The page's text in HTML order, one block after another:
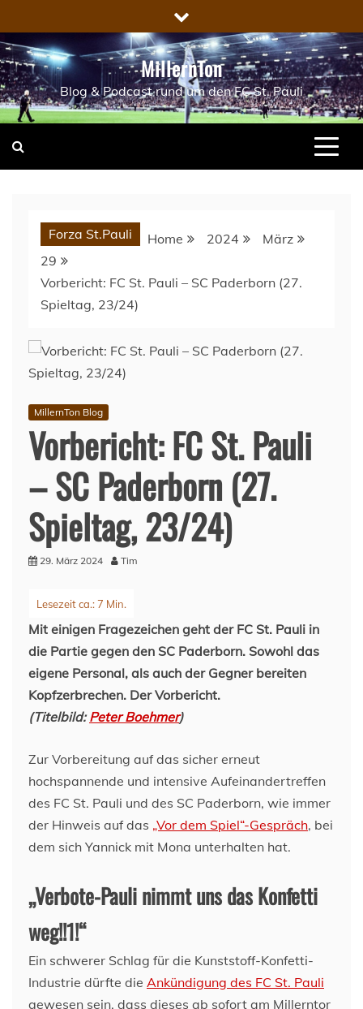
to
content
MillernTon
Blog & Podcast rund um den FC St. Pauli
Forza St.Pauli Home 2024
März
29
Vorbericht: FC St. Pauli – SC Paderborn (27.
Spieltag, 23/24)
MillernTon Blog
Vorbericht: FC St. Pauli
– SC Paderborn (27.
Spieltag, 23/24)
29. März 2024 Tim
Mit einigen Fragezeichen geht der FC St. Pauli in
die Partie gegen den SC Paderborn. Sowohl das
eigene Personal, als auch der Gegner bereiten
Kopfzerbrechen. Der Vorbericht.
(Titelbild:Peter Boehmer)
Zur Vorbereitung auf das sicher erneut
hochspannende und intensive Aufeinandertreffen
des FC St. Pauli und des SC Paderborn, wie immer
der Hinweis auf das „Vor dem Spiel“-Gespräch, bei
dem sich Yannick mit Mona unterhalten hat.
„Verbote-Pauli nimmt uns das Konfetti
weg!!1!“
Ein schwerer Schlag für die Kunststoff-Konfetti-
Industrie dürfte die Ankündigung des FC St. Pauli
gewesen sein, dass dieses ab sofort am Millerntor